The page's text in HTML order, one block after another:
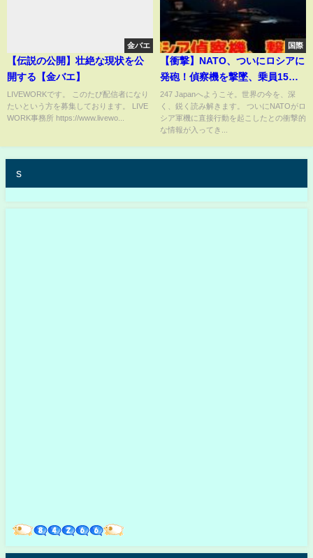
金バエ
【伝説の公開】壮絶な現状を公
開する【金バエ】
LIVEWORKです。 このたび配信者になり
たいという方を募集しております。 LIVE
WORK事務所 https://www.livewo...
国際
【衝撃】NATO、ついにロシアに
発砲！偵察機を撃墜、乗員15人
全員が…。プーチン政権、崩壊
の危機。
247 Japanへようこそ。世界の今を、深
く、鋭く読み解きます。 ついにNATOがロ
シア軍機に直接行動を起こしたとの衝撃的
な情報が入ってき...
s